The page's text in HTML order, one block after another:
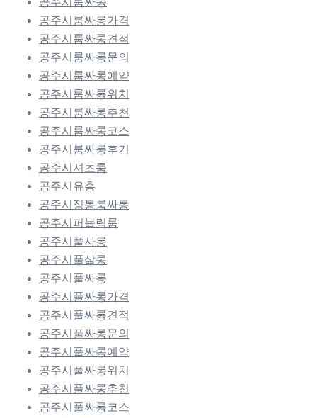
공주시룸싸롱가격
공주시룸싸롱견적
공주시룸싸롱문의
공주시룸싸롱예약
공주시룸싸롱위치
공주시룸싸롱추천
공주시룸싸롱코스
공주시룸싸롱후기
공주시셔츠룸
공주시유흥
공주시정통룸싸롱
공주시퍼블릭룸
공주시풀사롱
공주시풀살롱
공주시풀싸롱
공주시풀싸롱가격
공주시풀싸롱견적
공주시풀싸롱문의
공주시풀싸롱예약
공주시풀싸롱위치
공주시풀싸롱추천
공주시풀싸롱코스